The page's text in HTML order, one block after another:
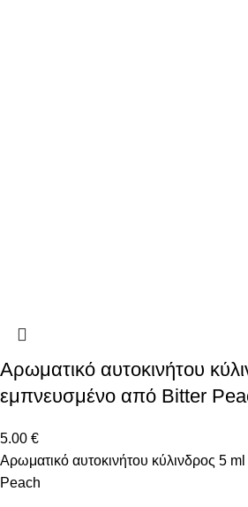
Αρωματικό αυτοκινήτου
εμπνευσμένο από Bitter
5.00 €
Αρωματικό αυτοκινήτου κύλινδρος 5
Peach